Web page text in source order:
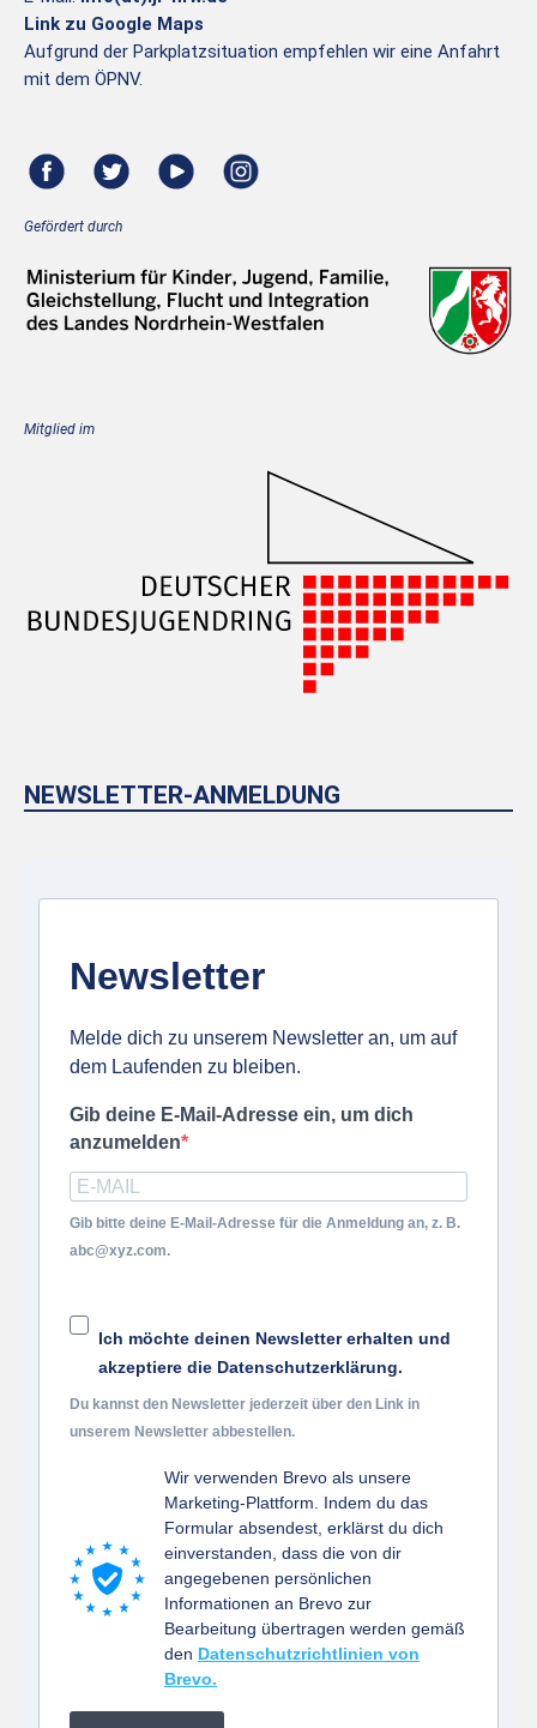
Link zu Google Maps
Aufgrund der Parkplatzsituation empfehlen wir eine Anfahrt
mit dem ÖPNV.
Gefördert durch
Mitglied im
NEWSLETTER-ANMELDUNG
Newsletter
Melde dich zu unserem Newsletter an, um auf
dem Laufenden zu bleiben.
Gib deine E-Mail-Adresse ein, um dich
anzumelden
Gib bitte deine E-Mail-Adresse für die Anmeldung an, z. B.
abc@xyz.com.
Ich möchte deinen Newsletter erhalten und
akzeptiere die Datenschutzerklärung.
Du kannst den Newsletter jederzeit über den Link in
unserem Newsletter abbestellen.
Wir verwenden Brevo als unsere
Marketing-Plattform. Indem du das
Formular absendest, erklärst du dich
einverstanden, dass die von dir
angegebenen persönlichen
Informationen an Brevo zur
Bearbeitung übertragen werden gemäß
den Datenschutzrichtlinien von
Brevo.